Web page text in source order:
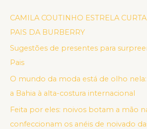
CAMILA COUTINHO ESTRELA
PAIS DA BURBERRY
Sugestões de presentes para
Pais
O mundo da moda está de olho nela:
a Bahia à alta-costura internacional
Feita por eles: noivos botam a mão
confeccionam os anéis de noivado